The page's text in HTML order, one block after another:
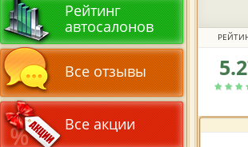
версии
Рейтинг
автосалонов
Все отзывы
Все акции